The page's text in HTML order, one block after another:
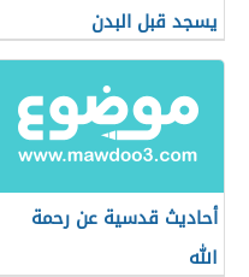
يسجد قبل البدن
أحاديث قدسية عن رحمة
الله